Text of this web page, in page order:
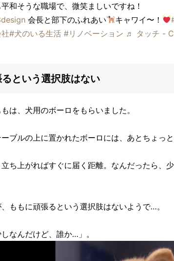
和そうな職場で、微笑ましいですね！
会長と部下のふれあい キャワイ〜！
#犬のいる生活 #リノベーション ♬ タッチ -
という選択肢はない
は、犬用のボーロをもらいました。
ブルの上に置かれたボーロには、あとちょっ
ち上がればすぐに届く距離。なんだったら、
ももに頑張るという選択肢はないようで…。
しなんだけど、誰か…」。